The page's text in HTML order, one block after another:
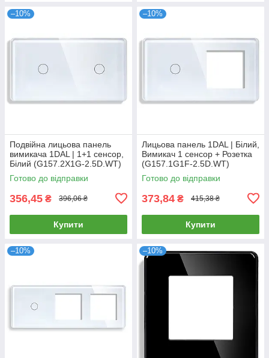
–10%
Подвійна лицьова панель
вимикача 1DAL | 1+1 сенсор,
Білий (G157.2X1G-2.5D.WT)
Готово до відправки
356,45 ₴ 396,06 ₴
Купити
–10%
Лицьова панель 1DAL | Білий,
Вимикач 1 сенсор + Розетка
(G157.1G1F-2.5D.WT)
Готово до відправки
373,84 ₴ 415,38 ₴
Купити
–10% –10%